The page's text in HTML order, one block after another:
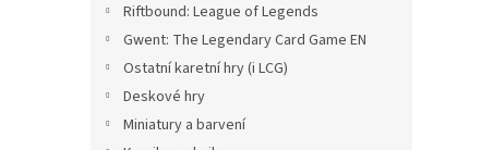
Riftbound: League of Legends
Gwent: The Legendary Card Game EN
Ostatní karetní hry (i LCG)
Deskové hry
Miniatury a barvení